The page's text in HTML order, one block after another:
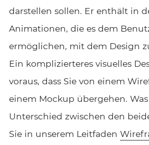
darstellen sollen. Er enthält in
Animationen, die es dem
ermöglichen, mit dem Design
Ein komplizierteres visuelles
voraus, dass Sie von einem
einem Mockup übergehen.
Unterschied zwischen den
Sie in unserem Leitfaden